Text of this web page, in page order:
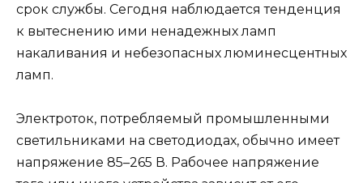
срок службы. Сегодня наблюдается тенденция
к вытеснению ими ненадежных ламп
накаливания и небезопасных люминесцентных
ламп.
Электроток, потребляемый промышленными
светильниками на светодиодах, обычно имеет
напряжение 85–265 В. Рабочее напряжение